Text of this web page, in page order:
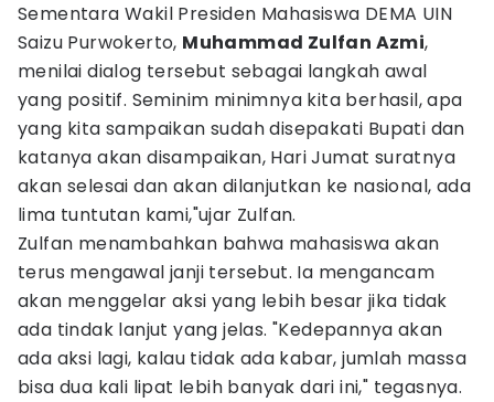
Sementara Wakil Presiden Mahasiswa DEMA UIN
Saizu Purwokerto, Muhammad Zulfan Azmi,
menilai dialog tersebut sebagai langkah awal
yang positif. Seminim minimnya kita berhasil, apa
yang kita sampaikan sudah disepakati Bupati dan
katanya akan disampaikan, Hari Jumat suratnya
akan selesai dan akan dilanjutkan ke nasional, ada
lima tuntutan kami,"ujar Zulfan.
Zulfan menambahkan bahwa mahasiswa akan
terus mengawal janji tersebut. Ia mengancam
akan menggelar aksi yang lebih besar jika tidak
ada tindak lanjut yang jelas. "Kedepannya akan
ada aksi lagi, kalau tidak ada kabar, jumlah massa
bisa dua kali lipat lebih banyak dari ini," tegasnya.